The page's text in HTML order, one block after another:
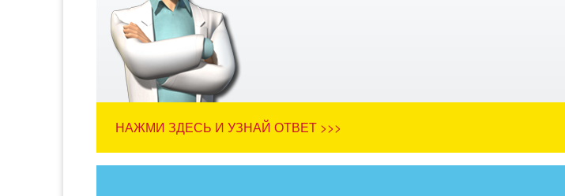
НАЖМИ ЗДЕСЬ И УЗНАЙ ОТВЕТ >>>